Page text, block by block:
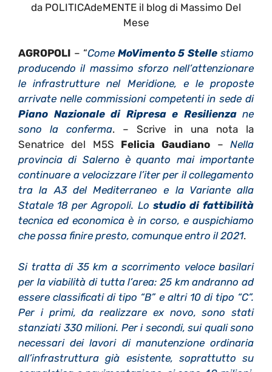
da POLITICAdeMENTE il blog di Massimo Del
Mese
AGROPOLI – “Come MoVimento 5 Stelle stiamo
producendo il massimo sforzo nell’attenzionare
le infrastrutture nel Meridione, e le proposte
arrivate nelle commissioni competenti in sede di
Piano Nazionale di Ripresa e Resilienzane
sono la conferma. – Scrive in una nota la
Senatrice del M5S Felicia Gaudiano –Nella
provincia di Salerno è quanto mai importante
continuare a velocizzare l’iter per il collegamento
tra la A3 del Mediterraneo e la Variante alla
Statale 18 per Agropoli. Lo studio di fattibilità
tecnica ed economica è in corso, e auspichiamo
che possa finire presto, comunque entro il 2021.
Si tratta di 35 km a scorrimento veloce basilari
per la viabilità di tutta l’area: 25 km andranno ad
essere classificati di tipo “B” e altri 10 di tipo “C”.
Per i primi, da realizzare ex novo, sono stati
stanziati 330 milioni. Per i secondi, sui quali sono
necessari dei lavori di manutenzione ordinaria
all’infrastruttura già esistente, soprattutto su